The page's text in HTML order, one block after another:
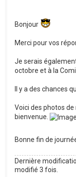
Bonjour
Merci pour vos
Je serais
octobre et à la
Il y a des chances
Voici des photos
bienvenue.
Bonne fin de
Dernière
modifié 3 fois.